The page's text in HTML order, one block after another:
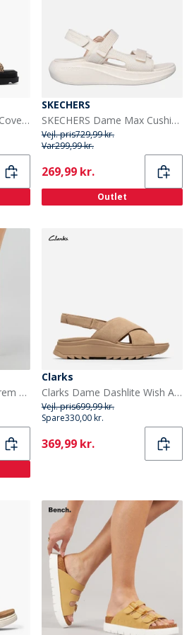
Clarks Dame Orinoco 3 Cove Sandaler Animal Print
SKECHERS
SKECHERS Dame Max Cushioning Essential Sandaler Natur
Vejl. pris729,99 kr.
Var299,99 kr.
Current
269,99 kr.
Outlet
Brave Soul Dame Krydsrem Sandaler Tan
Clarks
Clarks Dame Dashlite Wish Ankelrem Sandaler Beige Suede
Vejl. pris699,99 kr.
Spare330,00 kr.
Current
369,99 kr.